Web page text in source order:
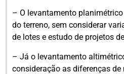
– O levantamento
do terreno, sem considerar
de lotes e estudo de projetos
– Já o levantamento
consideração as diferenças